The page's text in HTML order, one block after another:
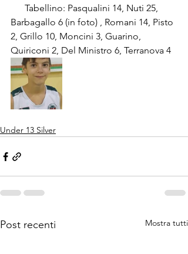
      Tabellino: Pasqualini 14, Nuti 25,
Barbagallo 6 (in foto) , Romani 14, Pisto
2, Grillo 10, Moncini 3, Guarino,
Quiriconi 2, Del Ministro 6, Terranova 4
Under 13 Silver
Post recenti Mostra tutti